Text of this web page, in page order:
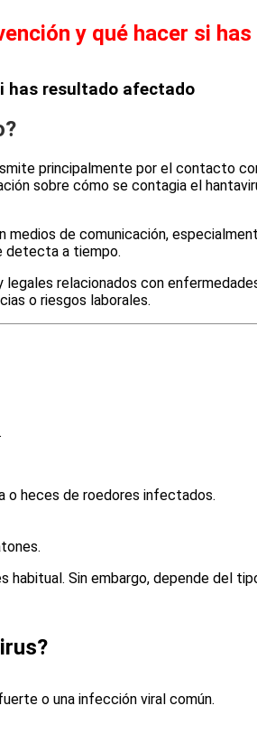
y qué hacer si
has resultado afectado
principalmente por el contacto
sobre cómo se contagia el
de comunicación,
detecta a tiempo.
relacionados con
o riesgos laborales.
o heces de roedores infectados.
Sin embargo, depende del
o una infección viral común.